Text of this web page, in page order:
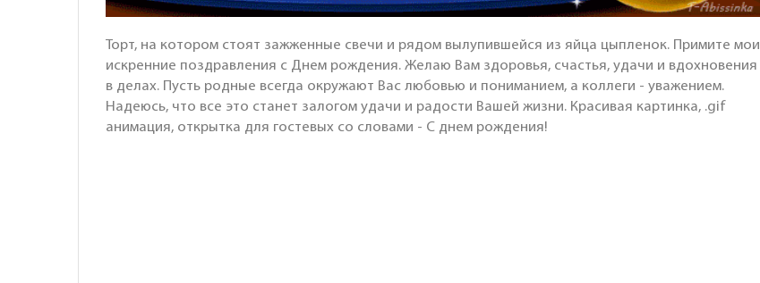
Торт, на котором стоят зажженные свечи и рядом вылупившейся из яйца цыпленок. Примите мои
искренние поздравления с Днем рождения. Желаю Вам здоровья, счастья, удачи и вдохновения
в делах. Пусть родные всегда окружают Вас любовью и пониманием, а коллеги - уважением.
Надеюсь, что все это станет залогом удачи и радости Вашей жизни. Красивая картинка, .gif
анимация, открытка для гостевых со словами - С днем рождения!